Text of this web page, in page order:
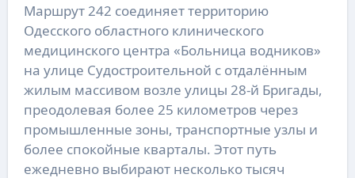
Маршрут 242 соединяет территорию
Одесского областного клинического
медицинского центра «Больница водников»
на улице Судостроительной с отдалённым
жилым массивом возле улицы 28-й Бригады,
преодолевая более 25 километров через
промышленные зоны, транспортные узлы и
более спокойные кварталы. Этот путь
ежедневно выбирают несколько тысяч